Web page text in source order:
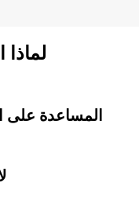
المساعدة على